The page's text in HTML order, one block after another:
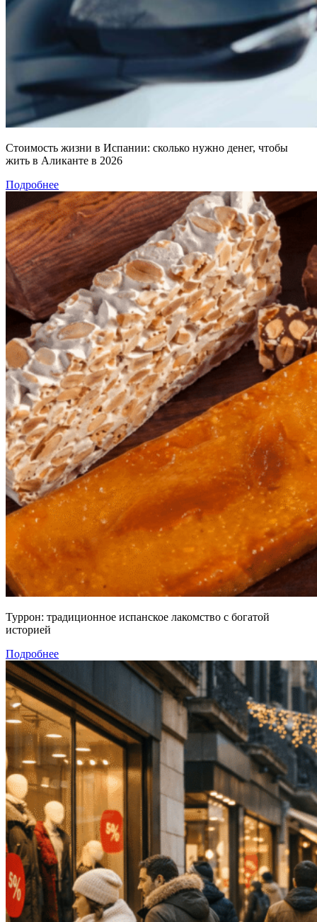
Стоимость жизни в Испании: сколько нужно денег, чтобы
жить в Аликанте в 2026
Подробнее
Туррон: традиционное испанское лакомство с богатой
историей
Подробнее